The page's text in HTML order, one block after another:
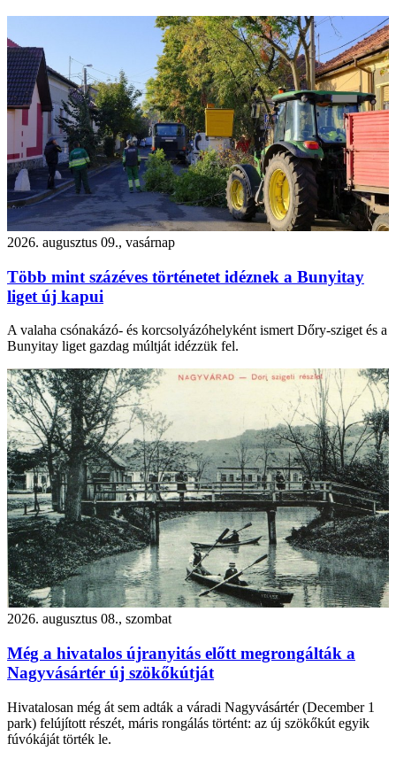
2026. augusztus 09., vasárnap
Több mint százéves történetet idéznek a Bunyitay
liget új kapui
A valaha csónakázó- és korcsolyázóhelyként ismert Dőry-sziget és a
Bunyitay liget gazdag múltját idézzük fel.
2026. augusztus 08., szombat
Még a hivatalos újranyitás előtt megrongálták a
Nagyvásártér új szökőkútját
Hivatalosan még át sem adták a váradi Nagyvásártér (December 1
park) felújított részét, máris rongálás történt: az új szökőkút egyik
fúvókáját törték le.